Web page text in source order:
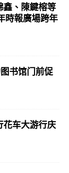
鑫、陳鍵榕等
時報廣場跨年
书馆门前促
花车大游行庆